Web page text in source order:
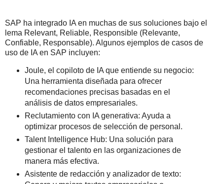
SAP ha integrado IA en muchas de sus soluciones bajo el
lema Relevant, Reliable, Responsible (Relevante,
Confiable, Responsable). Algunos ejemplos de casos de
uso de IA en SAP incluyen:
Joule, el copiloto de IA que entiende su negocio:
Una herramienta diseñada para ofrecer
recomendaciones precisas basadas en el
análisis de datos empresariales.
Reclutamiento con IA generativa: Ayuda a
optimizar procesos de selección de personal.
Talent Intelligence Hub: Una solución para
gestionar el talento en las organizaciones de
manera más efectiva.
Asistente de redacción y analizador de texto: